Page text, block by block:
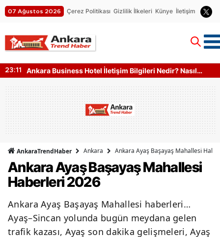
07 Ağustos 2026 Çerez Politikası Gizlilik İlkeleri Künye İletişim
23:11
Ankara Business Hotel İletişim Bilgileri Nedir? Nasıl
AnkaraTrendHaber Ankara Ankara Ayaş Başayaş Mahallesi
Ankara Ayaş Başayaş Mahallesi
Haberleri 2026
Ankara Ayaş Başayaş Mahallesi haberleri…
Ayaş–Sincan yolunda bugün meydana gelen
trafik kazası, Ayaş son dakika gelişmeleri, Ayaş